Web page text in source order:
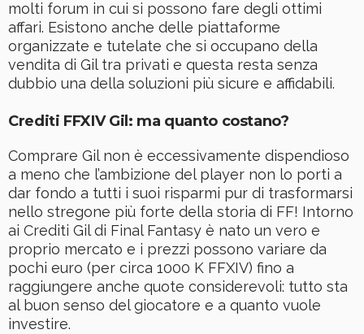
molti forum in cui si possono fare degli ottimi
affari. Esistono anche delle piattaforme
organizzate e tutelate che si occupano della
vendita di Gil tra privati e questa resta senza
dubbio una della soluzioni più sicure e affidabili.
Crediti FFXIV Gil: ma quanto costano?
Comprare Gil non è eccessivamente dispendioso
a meno che l’ambizione del player non lo porti a
dar fondo a tutti i suoi risparmi pur di trasformarsi
nello stregone più forte della storia di FF! Intorno
ai Crediti Gil di Final Fantasy è nato un vero e
proprio mercato e i prezzi possono variare da
pochi euro (per circa 1000 K FFXIV) fino a
raggiungere anche quote considerevoli: tutto sta
al buon senso del giocatore e a quanto vuole
investire.